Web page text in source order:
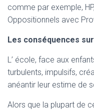
comme par exemple,
Oppositionnels avec
Les conséquences
L’ école, face aux
turbulents, impulsifs,
anéantir leur estime de
Alors que la plupart de